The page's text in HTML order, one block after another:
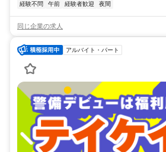
経験不問
午前 経験者歓迎 夜間
同じ企業の求人
アルバイト・パート